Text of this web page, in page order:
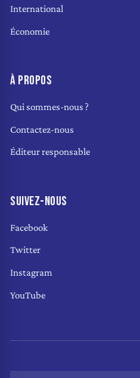
International
Économie
À PROPOS
Qui sommes-nous ?
Contactez-nous
Éditeur responsable
SUIVEZ-NOUS
Facebook
Twitter
Instagram
YouTube